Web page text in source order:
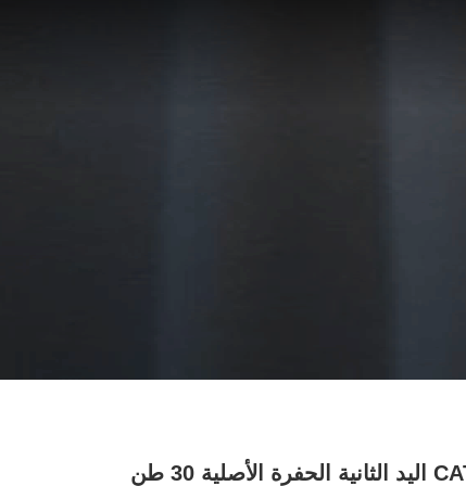
CAT 330GC اليد الثانية الحفرة الأصلية 30 طن